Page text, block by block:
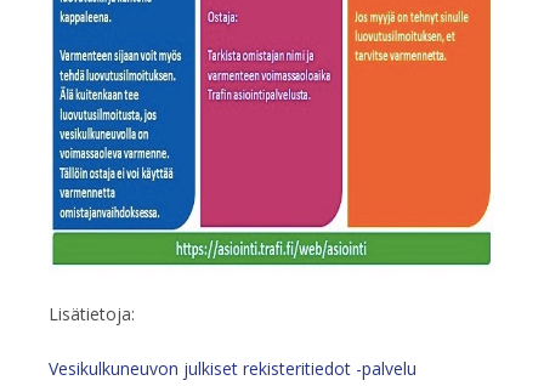
Lisätietoja:
Vesikulkuneuvon julkiset rekisteritiedot -palvelu